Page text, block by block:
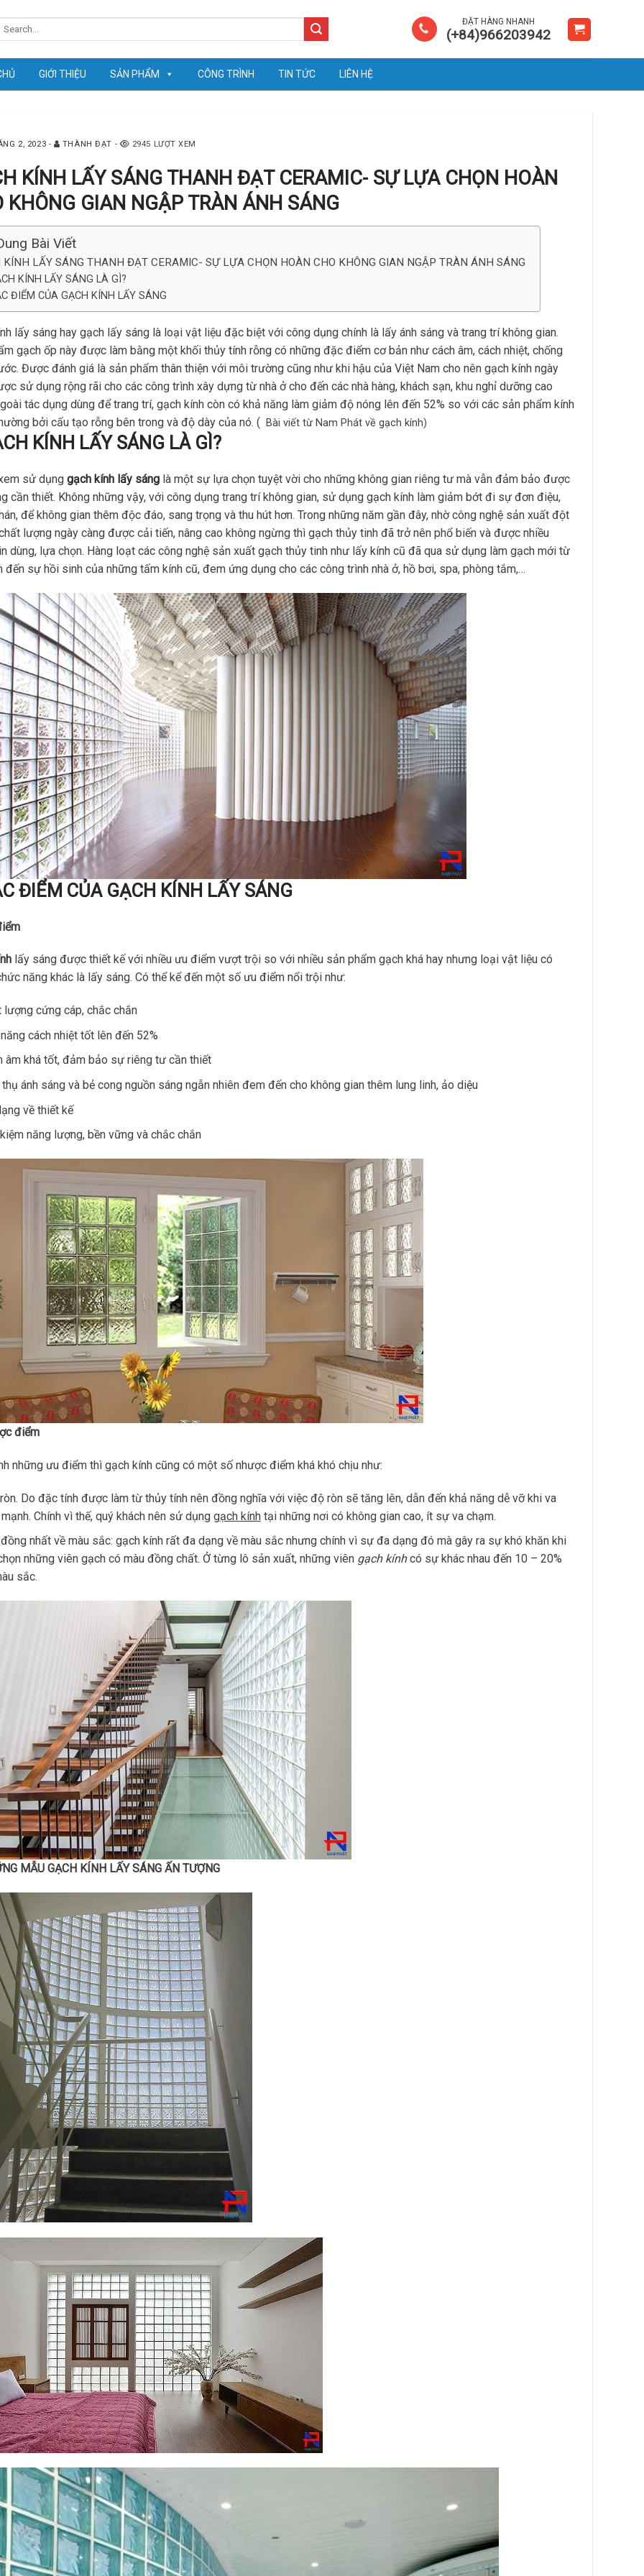
ĐẶT HÀNG NHANH
(+84)966203942
GIỚI THIỆU SẢN PHẨM CÔNG TRÌNH TIN TỨC LIÊN HỆ
2, 2023 - THÀNH ĐẠT - 2945 LƯỢT XEM
KÍNH LẤY SÁNG THANH ĐẠT CERAMIC- SỰ LỰA CHỌN HOÀN
KHÔNG GIAN NGẬP TRÀN ÁNH SÁNG
Bài Viết
KÍNH LẤY SÁNG THANH ĐẠT CERAMIC- SỰ LỰA CHỌN HOÀN CHO KHÔNG GIAN NGẬP TRÀN ÁNH SÁNG
KÍNH LẤY SÁNG LÀ GÌ?
ĐIỂM CỦA GẠCH KÍNH LẤY SÁNG
lấy sáng hay gạch lấy sáng là loại vật liệu đặc biệt với công dụng chính là lấy ánh sáng và trang trí không gian.
gạch ốp này được làm bằng một khối thủy tính rỗng có những đặc điểm cơ bản như cách âm, cách nhiệt, chống
Được đánh giá là sản phẩm thân thiện với môi trường cũng như khi hậu của Việt Nam cho nên gạch kính ngày
sử dụng rộng rãi cho các công trình xây dựng từ nhà ở cho đến các nhà hàng, khách sạn, khu nghỉ dưỡng cao
tác dụng dùng để trang trí, gạch kính còn có khả năng làm giảm độ nóng lên đến 52% so với các sản phẩm kính
bởi cấu tạo rỗng bên trong và độ dày của nó. (
Bài viết từ Nam Phát về gạch kính)
KÍNH LẤY SÁNG LÀ GÌ?
sử dụng gạch kính lấy sáng là một sự lựa chọn tuyệt vời cho những không gian riêng tư mà vẫn đảm bảo được
cần thiết. Không những vậy, với công dụng trang trí không gian, sử dụng gạch kính làm giảm bớt đi sự đơn điệu,
để không gian thêm độc đáo, sang trọng và thu hút hơn. Trong những năm gần đây, nhờ công nghệ sản xuất đột
lượng ngày càng được cải tiến, nâng cao không ngừng thì gạch thủy tinh đã trở nên phổ biến và được nhiều
dùng, lựa chọn. Hàng loạt các công nghệ sản xuất gạch thủy tinh như lấy kính cũ đã qua sử dụng làm gạch mới từ
đến sự hồi sinh của những tấm kính cũ, đem ứng dụng cho các công trình nhà ở, hồ bơi, spa, phòng tắm,…
ĐIỂM CỦA GẠCH KÍNH LẤY SÁNG
lấy sáng được thiết kế với nhiều ưu điểm vượt trội so với nhiều sản phẩm gạch khá hay nhưng loại vật liệu có
năng khác là lấy sáng. Có thể kể đến một số ưu điểm nổi trội như:
lượng cứng cáp, chắc chắn
cách nhiệt tốt lên đến 52%
âm khá tốt, đảm bảo sự riêng tư cần thiết
ánh sáng và bẻ cong nguồn sáng ngẫn nhiên đem đến cho không gian thêm lung linh, ảo diệu
về thiết kế
năng lượng, bền vững và chắc chắn
điểm
những ưu điểm thì gạch kính cũng có một số nhược điểm khá khó chịu như:
Do đặc tính được làm từ thủy tính nên đồng nghĩa với việc độ ròn sẽ tăng lên, dẫn đến khả năng dễ vỡ khi va
Chính vì thế, quý khách nên sử dụng gạch kínhtại những nơi có không gian cao, ít sự va chạm.
nhất về màu sắc: gạch kính rất đa dạng về màu sắc nhưng chính vì sự đa dạng đó mà gây ra sự khó khăn khi
những viên gạch có màu đồng chất. Ở từng lô sản xuất, những viên gạch kínhcó sự khác nhau đến 10 – 20%
sắc.
MẪU GẠCH KÍNH LẤY SÁNG ẤN TƯỢNG